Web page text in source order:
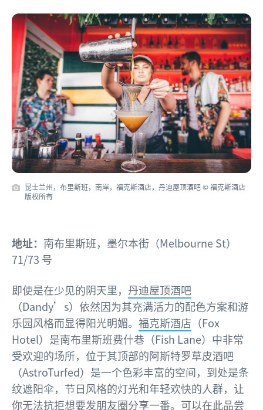
昆士兰州，布里斯班，南岸，福克斯酒店，丹迪屋顶酒吧 © 福克斯酒店
版权所有
地址： 南布里斯班，墨尔本街（Melbourne St）
71/73 号
即使是在少见的阴天里， 丹迪屋顶酒吧
（Dandy’s）依然因为其充满活力的配色方案和游
乐园风格而显得阳光明媚。 福克斯酒店 （Fox
Hotel）是南布里斯班费什巷（Fish Lane）中非常
受欢迎的场所，位于其顶部的阿斯特罗草皮酒吧
（AstroTurfed）是一个色彩丰富的空间，到处是条
纹遮阳伞，节日风格的灯光和年轻欢快的人群，让
你无法抗拒想要发朋友圈分享一番。可以在此品尝